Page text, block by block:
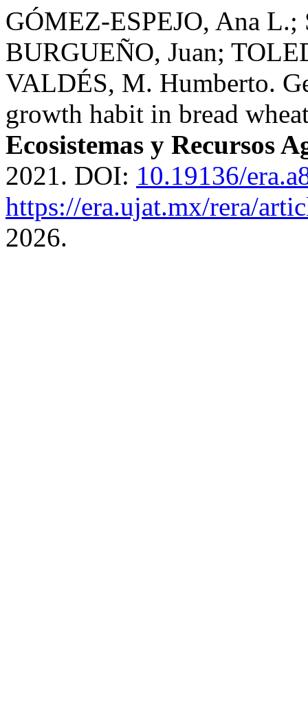
GÓMEZ-ESPEJO, Ana
BURGUEÑO, Juan;
VALDÉS, M. Humberto.
growth habit in bread
Ecosistemas y Recursos
2021. DOI: 10.19136/
https://era.ujat.mx/rera/
2026.